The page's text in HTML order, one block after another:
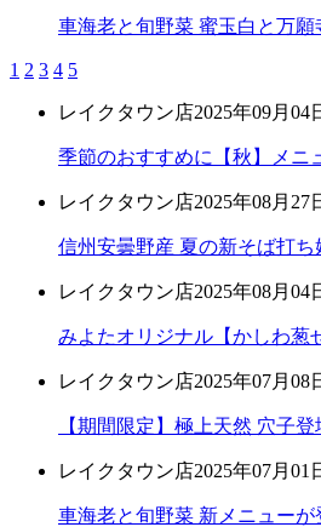
車海老と旬野菜 蜜玉白と万願
1 2 3 4 5
レイクタウン店2025年09月04
季節のおすすめに【秋】メニ
レイクタウン店2025年08月27
信州安曇野産 夏の新そば打ち
レイクタウン店2025年08月04
みよたオリジナル【かしわ葱
レイクタウン店2025年07月08
【期間限定】極上天然 穴子登
レイクタウン店2025年07月01
車海老と旬野菜 新メニューが